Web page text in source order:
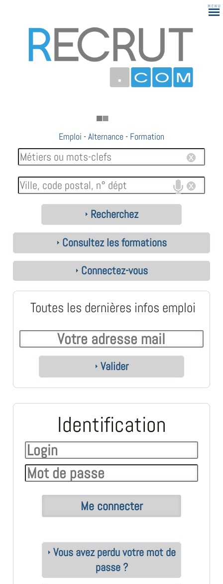
Emploi -Alternance - Formation
Recherchez
Consultez les formations
Connectez-vous
Toutes les dernières infos emploi
Valider
Identification
Vous avez perdu votre mot de
passe ?